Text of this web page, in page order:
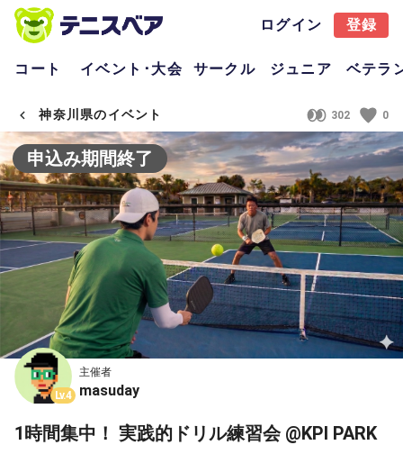
ログイン 登録
コート イベント･大会 サークル ジュニア ベテラ
神奈川県のイベント 302 0
申込み期間終了
Lv.4
主催者
masuday
1時間集中！ 実践的ドリル練習会 @KPI PARK